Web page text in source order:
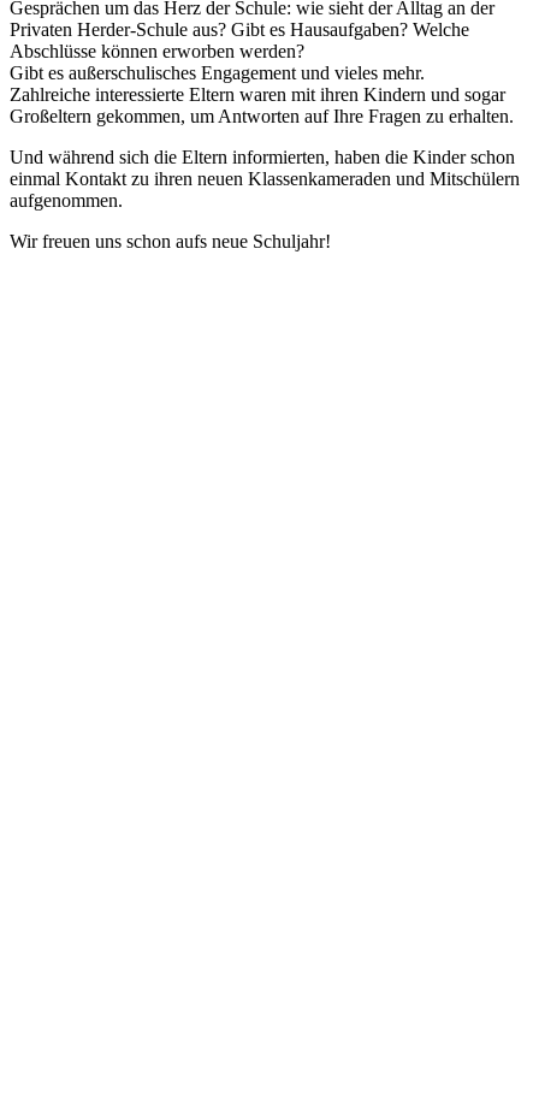
Gesprächen um das Herz der Schule: wie sieht der Alltag an der
Privaten Herder-Schule aus? Gibt es Hausaufgaben? Welche
Abschlüsse können erworben werden?
Gibt es außerschulisches Engagement und vieles mehr.
Zahlreiche interessierte Eltern waren mit ihren Kindern und sogar
Großeltern gekommen, um Antworten auf Ihre Fragen zu erhalten.
Und während sich die Eltern informierten, haben die Kinder schon
einmal Kontakt zu ihren neuen Klassenkameraden und Mitschülern
aufgenommen.
Wir freuen uns schon aufs neue Schuljahr!